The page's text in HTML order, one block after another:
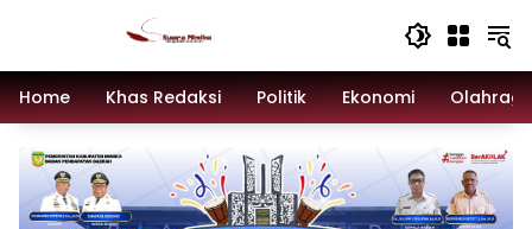
Home
Khas Redaksi Politik Ekonomi